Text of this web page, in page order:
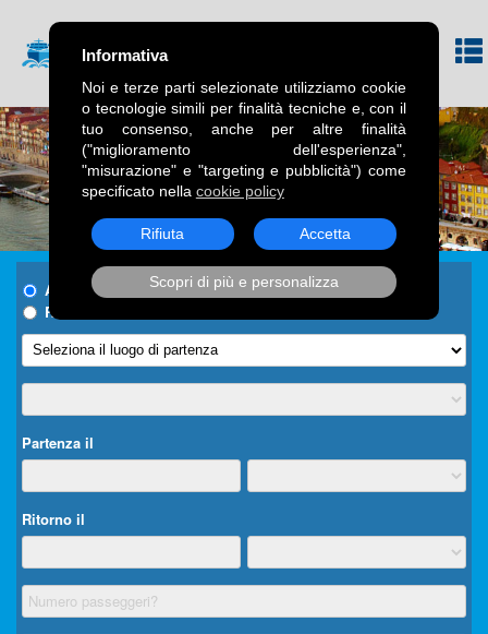
Informativa
Noi e terze parti selezionate utilizziamo cookie
o tecnologie simili per finalità tecniche e, con il
tuo consenso, anche per altre finalità
("miglioramento dell'esperienza",
"misurazione" e "targeting e pubblicità") come
specificato nella cookie policy
Rifiuta Accetta
Scopri di più e personalizza